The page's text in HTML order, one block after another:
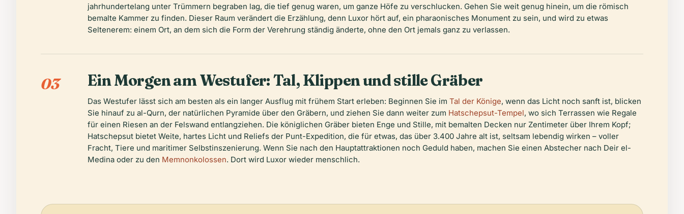
jahrhundertelang unter Trümmern begraben lag, die tief genug waren, um ganze Höfe zu verschlucken. Gehen Sie weit genug hinein, um die römisch
bemalte Kammer zu finden. Dieser Raum verändert die Erzählung, denn Luxor hört auf, ein pharaonisches Monument zu sein, und wird zu etwas
Seltenerem: einem Ort, an dem sich die Form der Verehrung ständig änderte, ohne den Ort jemals ganz zu verlassen.
03 Ein Morgen am Westufer: Tal, Klippen und stille Gräber
Das Westufer lässt sich am besten als ein langer Ausflug mit frühem Start erleben: Beginnen Sie im Tal der Könige, wenn das Licht noch sanft ist, blicken
Sie hinauf zu al-Qurn, der natürlichen Pyramide über den Gräbern, und ziehen Sie dann weiter zum Hatschepsut-Tempel, wo sich Terrassen wie Regale
für einen Riesen an der Felswand entlangziehen. Die königlichen Gräber bieten Enge und Stille, mit bemalten Decken nur Zentimeter über Ihrem Kopf;
Hatschepsut bietet Weite, hartes Licht und Reliefs der Punt-Expedition, die für etwas, das über 3.400 Jahre alt ist, seltsam lebendig wirken – voller
Fracht, Tiere und maritimer Selbstinszenierung. Wenn Sie nach den Hauptattraktionen noch Geduld haben, machen Sie einen Abstecher nach Deir el-
Medina oder zu den Memnonkolossen. Dort wird Luxor wieder menschlich.